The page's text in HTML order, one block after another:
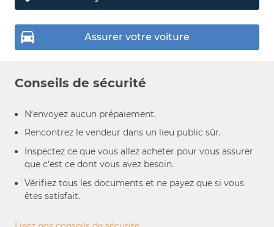
Assurer votre voiture
Conseils de sécurité
N’envoyez aucun prépaiement.
Rencontrez le vendeur dans un lieu public sûr.
Inspectez ce que vous allez acheter pour vous assurer
que c’est ce dont vous avez besoin.
Vérifiez tous les documents et ne payez que si vous
êtes satisfait.